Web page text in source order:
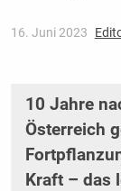
16. Juni 2023
10 Jahre
Österreich
Kraft – das